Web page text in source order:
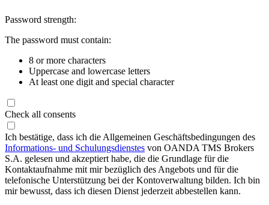
Password strength:
The password must contain:
8 or more characters
Uppercase and lowercase letters
At least one digit and special character
Check all consents
Ich bestätige, dass ich die Allgemeinen Geschäftsbedingungen des
Informations- und Schulungsdienstes von OANDA TMS Brokers
S.A. gelesen und akzeptiert habe, die die Grundlage für die
Kontaktaufnahme mit mir bezüglich des Angebots und für die
telefonische Unterstützung bei der Kontoverwaltung bilden. Ich bin
mir bewusst, dass ich diesen Dienst jederzeit abbestellen kann.